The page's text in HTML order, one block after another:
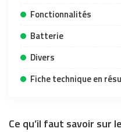
Fonctionnalités
Batterie
Divers
Fiche technique en
Ce qu’il faut savoir sur